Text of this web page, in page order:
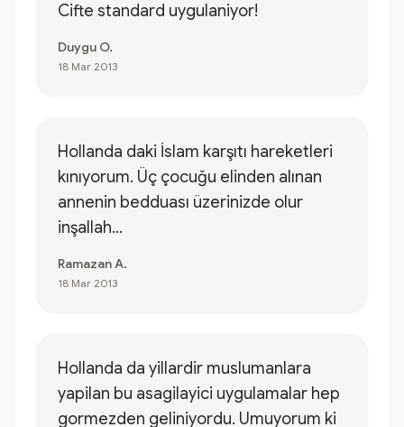
Cifte standard uygulaniyor!
Duygu O.
18 Mar 2013
Hollanda daki İslam karşıtı hareketleri
kınıyorum. Üç çocuğu elinden alınan
annenin bedduası üzerinizde olur
inşallah...
Ramazan A.
18 Mar 2013
Hollanda da yillardir muslumanlara
yapilan bu asagilayici uygulamalar hep
gormezden geliniyordu. Umuyorum ki